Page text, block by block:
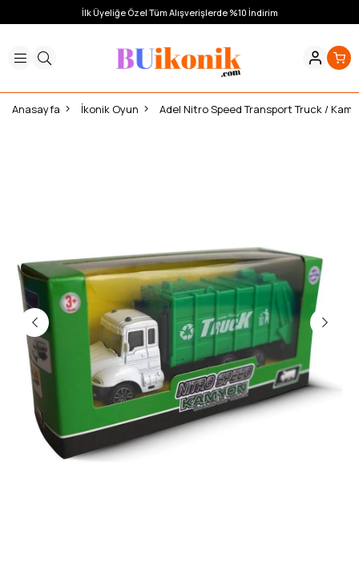
İlk Üyeliğe Özel Tüm Alışverişlerde %10 İndirim
Anasayfa İkonik Oyun Adel Nitro Speed Transport Truck /